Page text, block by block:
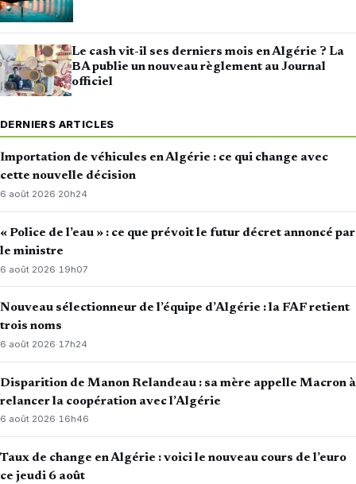
Le cash vit-il ses derniers mois en Algérie ? La
BA publie un nouveau règlement au Journal
officiel
DERNIERS ARTICLES
Importation de véhicules en Algérie : ce qui change avec
cette nouvelle décision
6 août 2026·20h24
« Police de l’eau » : ce que prévoit le futur décret annoncé par
le ministre
6 août 2026· 19h07
Nouveau sélectionneur de l’équipe d’Algérie : la FAF retient
trois noms
6 août 2026·17h24
Disparition de Manon Relandeau : sa mère appelle Macron à
relancer la coopération avec l’Algérie
6 août 2026·16h46
Taux de change en Algérie : voici le nouveau cours de l’euro
ce jeudi 6 août